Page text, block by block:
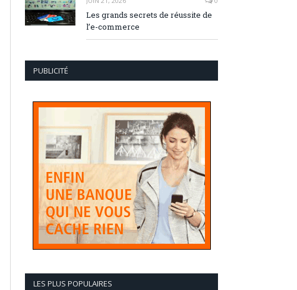
Les grands secrets de réussite de
l’e-commerce
PUBLICITÉ
LES PLUS POPULAIRES